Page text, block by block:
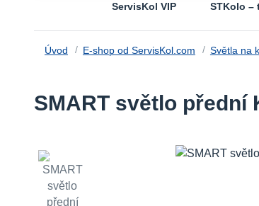
ServisKol VIP STKolo –
Úvod E-shop od ServisKol.com Světla na
SMART světlo přední